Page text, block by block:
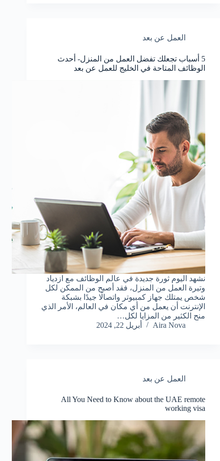
العمل عن بعد
5 أسباب تجعلك تفضل العمل من المنزل- أحدث
الوظائف المتاحة في الخليج للعمل عن بعد
نشهد اليوم ثورة جديدة في عالم الوظائف مع ازدياد
وتيرة العمل من المنزل، فقد أصبح من الممكن لكل
شخص يمتلك جهاز كمبيوتر واتصالًا جيدًا بشبكة
الإنترنت أن يعمل من أي مكان في العالم، الأمر الذي
منح الكثير من المزايا لكل…
Aira Nova
أبريل 22, 2024
العمل عن بعد
All You Need to Know about the UAE remote
working visa